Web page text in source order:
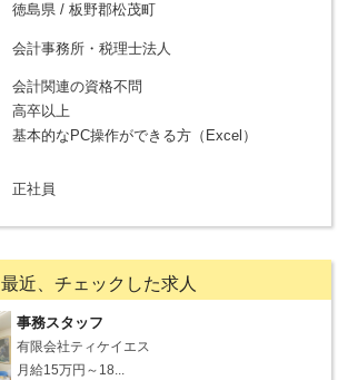
徳島県 / 板野郡松茂町
会計事務所・税理士法人
会計関連の資格不問
高卒以上
基本的なPC操作ができる方（Excel）
正社員
最近、チェックした求人
事務スタッフ
有限会社ティケイエス
月給15万円～18...